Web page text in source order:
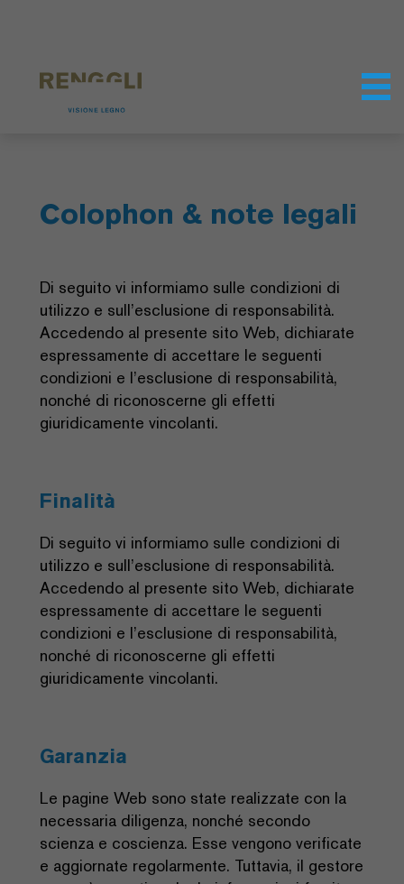
Colophon & note legali
Di seguito vi informiamo sulle condizioni di
utilizzo e sull’esclusione di responsabilità.
Accedendo al presente sito Web, dichiarate
espressamente di accettare le seguenti
condizioni e l’esclusione di responsabilità,
nonché di riconoscerne gli effetti
giuridicamente vincolanti.
Finalità
Di seguito vi informiamo sulle condizioni di
utilizzo e sull’esclusione di responsabilità.
Accedendo al presente sito Web, dichiarate
espressamente di accettare le seguenti
condizioni e l’esclusione di responsabilità,
nonché di riconoscerne gli effetti
giuridicamente vincolanti.
Garanzia
Le pagine Web sono state realizzate con la
necessaria diligenza, nonché secondo
scienza e coscienza. Esse vengono verificate
e aggiornate regolarmente. Tuttavia, il gestore